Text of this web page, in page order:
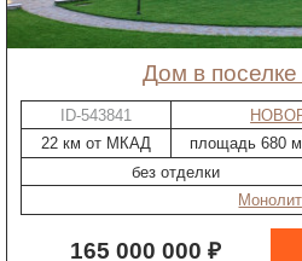
дом в
ID-543841
22 км от МКАД
площадь 680 м
без отделки
Монолит
165 000 000 ₽